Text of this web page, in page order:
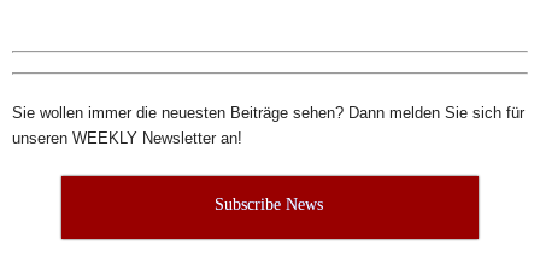
Sie wollen immer die neuesten Beiträge sehen? Dann melden Sie sich für
unseren WEEKLY Newsletter an!
Subscribe News